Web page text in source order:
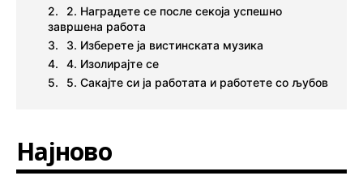
2. Наградете се после секоја успешно
завршена работа
3. Изберете ја вистинската музика
4. Изолирајте се
5. Сакајте си ја работата и работете со љубов
Најново